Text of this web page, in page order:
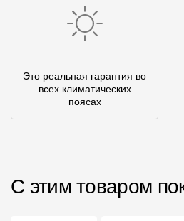
Это реальная гарантия во
всех климатических
поясах
С этим товаром